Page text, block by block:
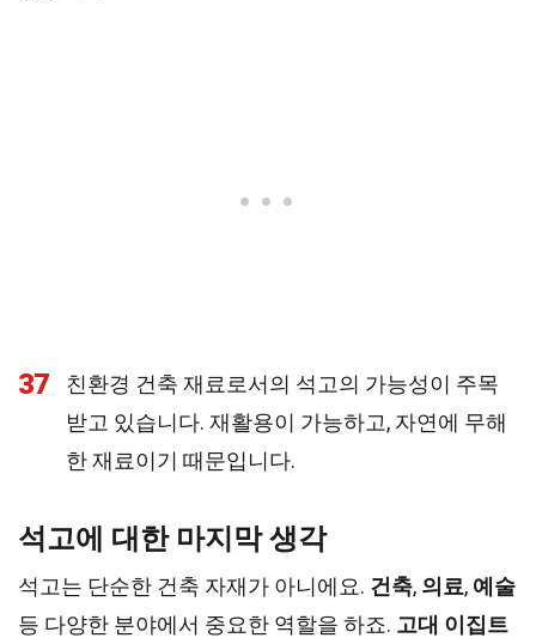
37
친환경 건축 재료로서의 석고의 가능성이 주목
받고 있습니다. 재활용이 가능하고, 자연에 무해
한 재료이기 때문입니다.
석고에 대한 마지막 생각
석고는 단순한 건축 자재가 아니에요. 건축, 의료, 예술
등 다양한 분야에서 중요한 역할을 하죠. 고대 이집트